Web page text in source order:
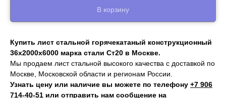
В корзину
Купить лист стальной горячекатаный конструкционный
36х2000х6000 марка стали Ст20 в Москве.
Мы продаем лист стальной высокого качества с доставкой по
Москве, Московской области и регионам России.
Узнать цену или наличие вы можете по телефону +7 906
714‑40-51 или отправить нам сообщение на